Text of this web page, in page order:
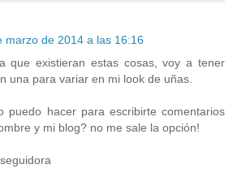
marzo de 2014 a las 16:16
que existieran estas cosas, voy a tener
una para variar en mi look de uñas.
puedo hacer para escribirte comentarios
y mi blog? no me sale la opción!